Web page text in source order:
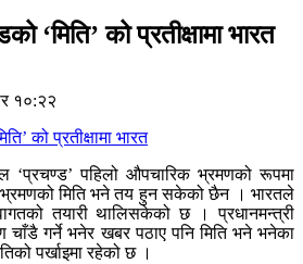
‘मिति’ को प्रतीक्षामा भारत
१०:२२
‘प्रचण्ड’ पहिलो औपचारिक भ्रमणको रूपमा
भ्रमणको मिति भने तय हुन सकेको छैन । भारतले
तयारी थालिसकेको छ । प्रधानमन्त्री
चाँडै गर्ने भनेर खबर पठाए पनि मिति भने भनेका
पर्खाइमा रहेको छ ।